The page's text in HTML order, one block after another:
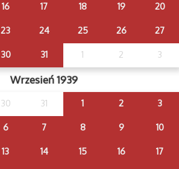
16 17 18 19 20
23 24 25 26 27
30 31 1 2 3
Wrzesień 1939
30 31 1 2 3
6 7 8 9 10
13 14 15 16 17